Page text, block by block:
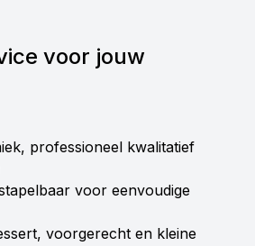
voor jouw
professioneel kwalitatief
voor eenvoudige
voorgerecht en kleine